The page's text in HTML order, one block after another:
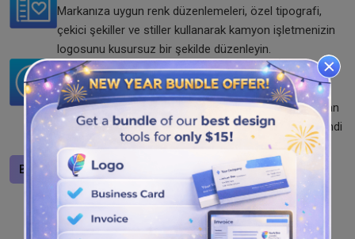
Markanıza uygun renk düzenlemeleri, özel tipografi,
çekici şekiller ve stiller kullanarak kamyon işletmenizin
logosunu kusursuz bir şekilde düzenleyin.
Kamyon Taşımacılığı Logosunu İndirin
Kamyonu logolu olarak tamamladıktan sonra
indirebilirsiniz. Ücretsiz ve hızlı logo oluşturucumuzdan
logoyu PNG, SVG ve JPG formatlarında kaydedin. Şimdi
dene!
Bir logo tasarlayın